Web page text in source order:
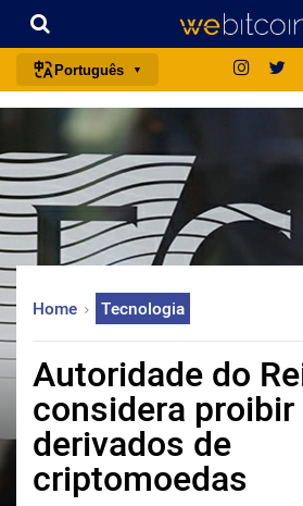
Português
português (BR)
english
español
italiano
日本語
русский
한국어
العربية
ไทย
Home Tecnologia
Autoridade do
considera proibir
derivados de
criptomoedas